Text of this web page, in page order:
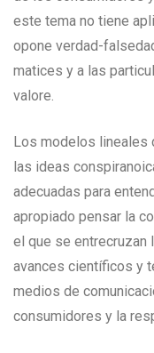
este tema no tiene
opone verdad-
matices y a las
valore.
Los modelos lineales
las ideas
adecuadas para
apropiado pensar la
el que se
avances científicos y
medios de
consumidores y la